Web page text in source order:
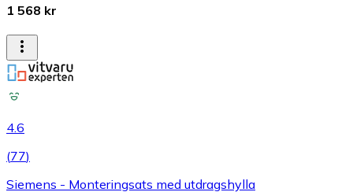
1 568 kr
4.6
(77)
Siemens - Monteringsats med utdragshylla